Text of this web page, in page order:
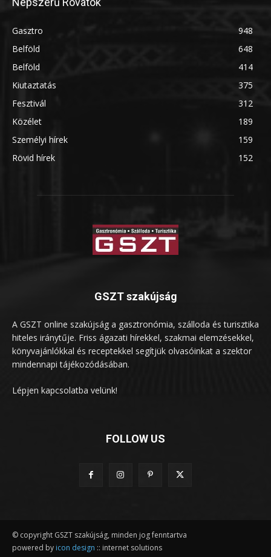
Gasztro
948
Belföld
648
Belföld
414
Kiutaztatás
375
Fesztivál
312
Közélet
189
Személyi hírek
159
Rövid hírek
152
GSZT szakújság
A GSZT online szakújság a gasztronómia, szálloda és turisztika
hiteles iránytűje. Friss ágazati hírekkel, szakmai elemzésekkel,
könyvajánlókkal és receptekkel segítjük olvasóinkat a szektor
mindennapi tájékozódásában.
Lépjen kapcsolatba velünk!
FOLLOW US
© copyright GSZT szakújság, minden jog fenntartva
powered by icon design :: internet solutions